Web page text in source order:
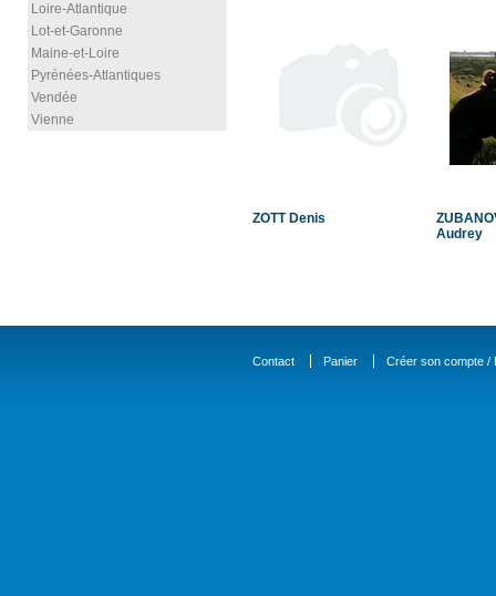
Loire-Atlantique
Lot-et-Garonne
Maine-et-Loire
Pyrénées-Atlantiques
Vendée
Vienne
ZOTT Denis
Audrey
Contact Panier Créer son compte /